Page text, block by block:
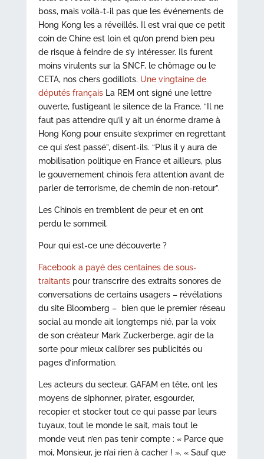
boss, mais voilà-t-il pas que les événements de
Hong Kong les a réveillés. Il est vrai que ce petit
coin de Chine est loin et qu’on prend bien peu
de risque à feindre de s’y intéresser. Ils furent
moins virulents sur la SNCF, le chômage ou le
CETA, nos chers godillots. Une vingtaine de
députés français La REM ont signé une lettre
ouverte, fustigeant le silence de la France. “Il ne
faut pas attendre qu’il y ait un énorme drame à
Hong Kong pour ensuite s’exprimer en regrettant
ce qui s’est passé”, disent-ils. “Plus il y aura de
mobilisation politique en France et ailleurs, plus
le gouvernement chinois fera attention avant de
parler de terrorisme, de chemin de non-retour”.
Les Chinois en tremblent de peur et en ont
perdu le sommeil.
Pour qui est-ce une découverte ?
Facebook a payé des centaines de sous-
traitantspour transcrire des extraits sonores de
conversations de certains usagers – révélations
du site Bloomberg – bien que le premier réseau
social au monde ait longtemps nié, par la voix
de son créateur Mark Zuckerberge, agir de la
sorte pour mieux calibrer ses publicités ou
pages d’information.
Les acteurs du secteur, GAFAM en tête, ont les
moyens de siphonner, pirater, esgourder,
recopier et stocker tout ce qui passe par leurs
tuyaux, tout le monde le sait, mais tout le
monde veut n’en pas tenir compte : « Parce que
moi, Monsieur, je n’ai rien à cacher ! ». « Sauf que